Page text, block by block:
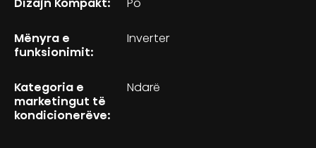
Mënyra e
funksionimit:
Inverter
Kategoria e
marketingut të
kondicionerëve:
Ndarë